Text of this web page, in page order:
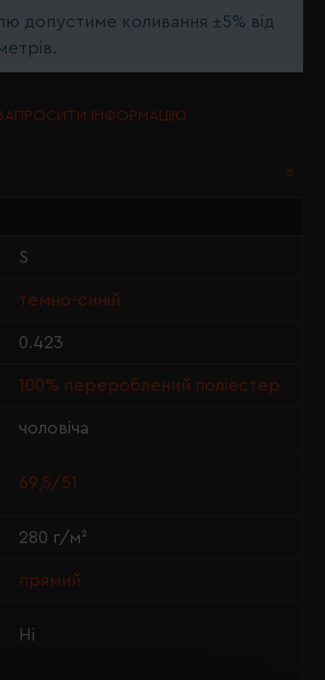
допустиме коливання ±5% від
ІНФОРМАЦІЮ
S
темно-синій
0.423
100% перероблений поліестер
чоловіча
69,5/51
280 г/м²
прямий
Ні